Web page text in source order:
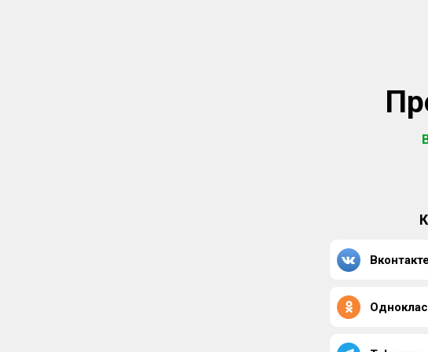
Вконтакте